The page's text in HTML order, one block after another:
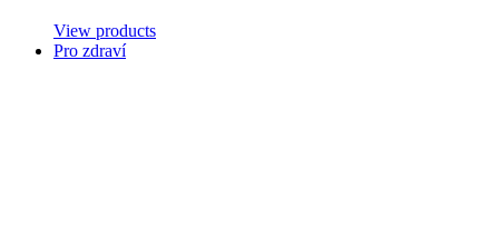
View products
Pro zdraví